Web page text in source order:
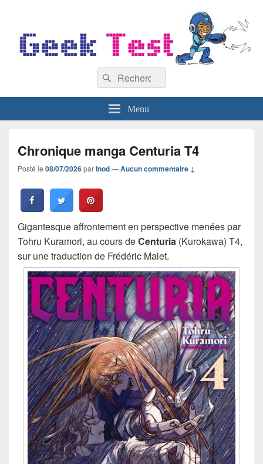
Recherche :
Rechercher
Menu
Chronique manga Centuria T4
Posté le 08/07/2026parInod—Aucun commentaire ↓
Gigantesque affrontement en perspective menées par
Tohru Kuramori, au cours deCenturia (Kurokawa) T4,
sur une traduction de Frédéric Malet.